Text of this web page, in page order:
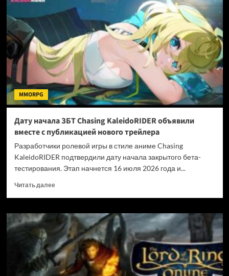
героя
Revival
MMORPG
Дату начала ЗБТ Chasing KaleidoRIDER объявили
вместе с публикацией нового трейлера
Разработчики ролевой игры в стиле аниме Chasing
KaleidoRIDER подтвердили дату начала закрытого бета-
тестирования. Этап начнется 16 июля 2026 года и...
Читать далееПрочитать
Дату
начала
ЗБТ
Chasing
KaleidoRIDER
объявили
вместе